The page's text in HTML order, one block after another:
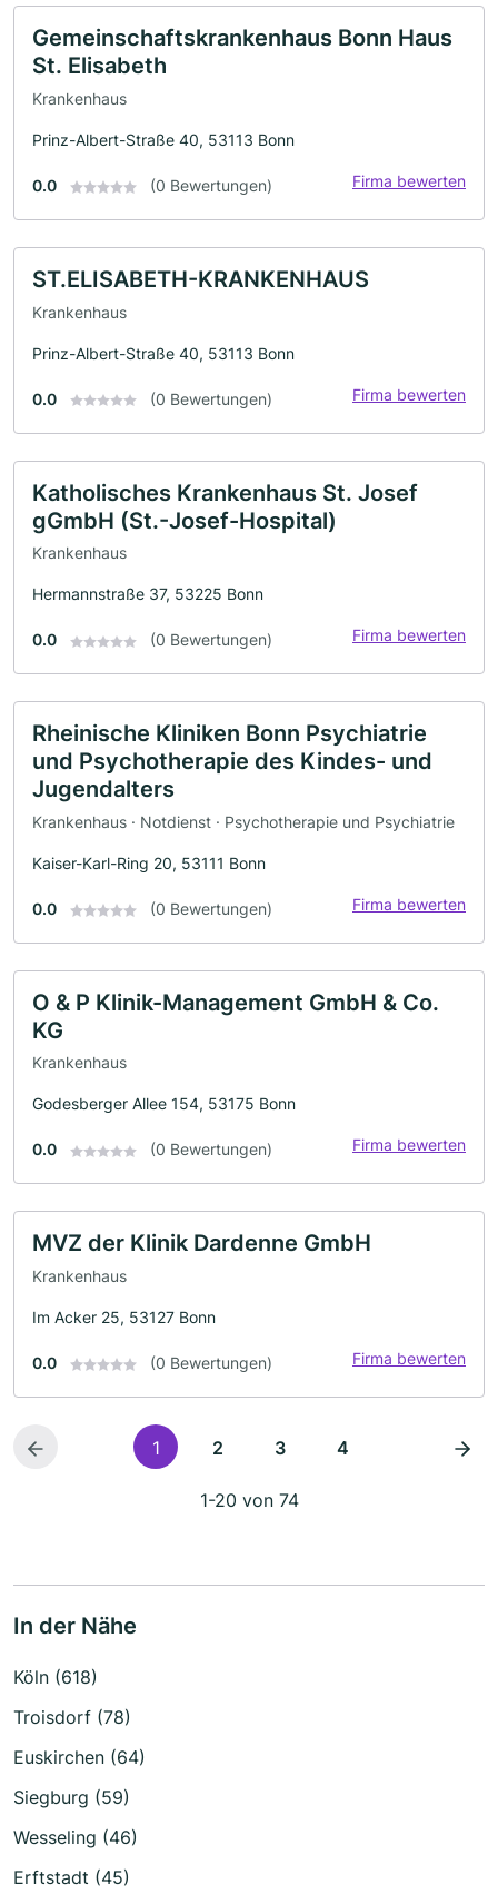
Gemeinschaftskrankenhaus Bonn Haus
St. Elisabeth
Krankenhaus
Prinz-Albert-Straße 40, 53113 Bonn
0.0 (0 Bewertungen) Firma bewerten
ST.ELISABETH-KRANKENHAUS
Krankenhaus
Prinz-Albert-Straße 40, 53113 Bonn
0.0 (0 Bewertungen) Firma bewerten
Katholisches Krankenhaus St. Josef
gGmbH (St.-Josef-Hospital)
Krankenhaus
Hermannstraße 37, 53225 Bonn
0.0 (0 Bewertungen) Firma bewerten
Rheinische Kliniken Bonn Psychiatrie
und Psychotherapie des Kindes- und
Jugendalters
Krankenhaus · Notdienst · Psychotherapie und Psychiatrie
Kaiser-Karl-Ring 20, 53111 Bonn
0.0 (0 Bewertungen) Firma bewerten
O & P Klinik-Management GmbH & Co.
KG
Krankenhaus
Godesberger Allee 154, 53175 Bonn
0.0 (0 Bewertungen) Firma bewerten
MVZ der Klinik Dardenne GmbH
Krankenhaus
Im Acker 25, 53127 Bonn
0.0 (0 Bewertungen) Firma bewerten
1 2 3 4
1-20 von 74
In der Nähe
Köln (618)
Troisdorf (78)
Euskirchen (64)
Siegburg (59)
Wesseling (46)
Erftstadt (45)